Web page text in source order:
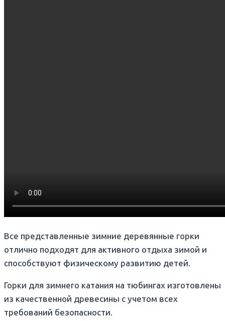
Все представленные зимние деревянные горки
отлично подходят для активного отдыха зимой и
способствуют физическому развитию детей.
Горки для зимнего катания на тюбингах изготовлены
из качественной древесины с учетом всех
требований безопасности.